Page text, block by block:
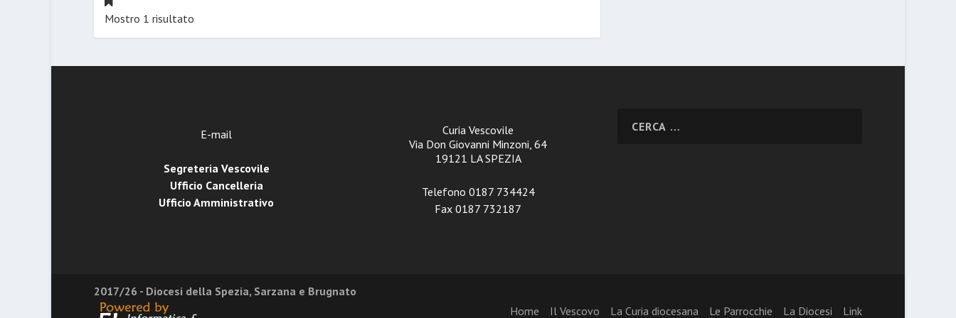
Mostro 1 risultato
E-mail
Segreteria Vescovile
Ufficio Cancelleria
Ufficio Amministrativo
Curia Vescovile
Via Don Giovanni Minzoni, 64
19121 LA SPEZIA
Telefono 0187 734424
Fax 0187 732187
2017/26 - Diocesi della Spezia, Sarzana e Brugnato
Home
Il Vescovo La Curia diocesana Le Parrocchie La Diocesi Link